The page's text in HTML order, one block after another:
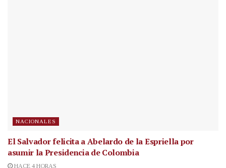
NACIONALES
El Salvador felicita a Abelardo de la Espriella por
asumir la Presidencia de Colombia
HACE 4 HORAS